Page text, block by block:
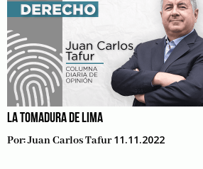
LA TOMADURA DE LIMA
Por:Juan Carlos Tafur 11.11.2022